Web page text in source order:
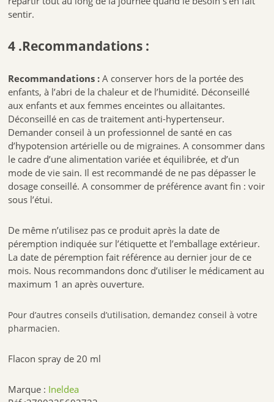
sentir.
4 .Recommandations :
Recommandations :A conserver hors de la portée des
enfants, à l’abri de la chaleur et de l’humidité. Déconseillé
aux enfants et aux femmes enceintes ou allaitantes.
Déconseillé en cas de traitement anti-hypertenseur.
Demander conseil à un professionnel de santé en cas
d’hypotension artérielle ou de migraines. A consommer dans
le cadre d’une alimentation variée et équilibrée, et d’un
mode de vie sain. Il est recommandé de ne pas dépasser le
dosage conseillé. A consommer de préférence avant fin : voir
sous l’étui.
De même n’utilisez pas ce produit après la date de
péremption indiquée sur l’étiquette et l’emballage extérieur.
La date de péremption fait référence au dernier jour de ce
mois. Nous recommandons donc d’utiliser le médicament au
maximum 1 an après ouverture.
Pour d’autres conseils d’utilisation, demandez conseil à votre
pharmacien.
Flacon spray de 20 ml
Marque : Ineldea